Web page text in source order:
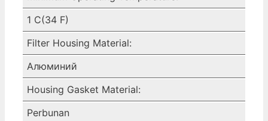
1 C(34 F)
Filter Housing Material:
Алюминий
Housing Gasket Material:
Perbunan